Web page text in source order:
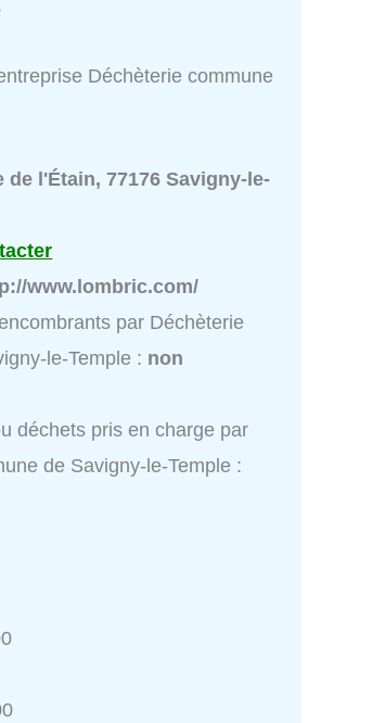
Déchèterie commune
de l'Étain, 77176 Savigny-le-
www.lombric.com/
par Déchèterie
le-Temple : non
déchets pris en charge par
de Savigny-le-Temple :